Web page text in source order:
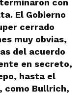
con
El Gobierno
cerrado
muy obvias,
del acuerdo
en secreto,
hasta el
como Bullrich,